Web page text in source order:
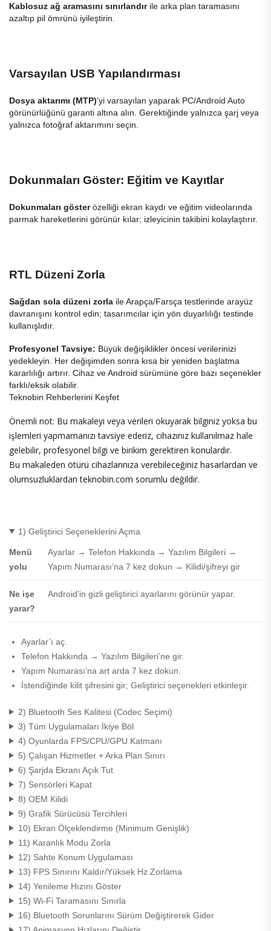
Kablosuz ağ aramasını sınırlandırile arka plan taramasını
azaltıp pil ömrünü iyileştirin.
Varsayılan USB Yapılandırması
Dosya aktarımı (MTP)’yi varsayılan yaparak PC/Android Auto
görünürlüğünü garanti altına alın. Gerektiğinde yalnızca şarj veya
yalnızca fotoğraf aktarımını seçin.
Dokunmaları Göster: Eğitim ve Kayıtlar
Dokunmaları gösterözelliği ekran kaydı ve eğitim videolarında
parmak hareketlerini görünür kılar; izleyicinin takibini kolaylaştırır.
RTL Düzeni Zorla
Sağdan sola düzeni zorla ile Arapça/Farsça testlerinde arayüz
davranışını kontrol edin; tasarımcılar için yön duyarlılığı testinde
kullanışlıdır.
Profesyonel Tavsiye: Büyük değişiklikler öncesi verilerinizi
yedekleyin. Her değişimden sonra kısa bir yeniden başlatma
kararlılığı artırır. Cihaz ve Android sürümüne göre bazı seçenekler
farklı/eksik olabilir.
Teknobin Rehberlerini Keşfet
Önemli not: Bu makaleyi veya verileri okuyarak bilginiz yoksa bu
işlemleri yapmamanızı tavsiye ederiz, cihazınız kullanılmaz hale
gelebilir, profesyonel bilgi ve birikim gerektiren konulardır.
Bu makaleden ötürü cihazlarınıza verebileceğiniz hasarlardan ve
olumsuzluklardan teknobin.com sorumlu değildir.
1) Geliştirici Seçeneklerini Açma
Menü
yolu
Ayarlar → Telefon Hakkında → Yazılım Bilgileri →
Yapım Numarası’na 7 kez dokun → Kilidi/şifreyi gir
Ne işe
yarar?
Android’in gizli geliştirici ayarlarını görünür yapar.
Ayarlar’ı aç.
Telefon Hakkında → Yazılım Bilgileri’ne gir.
Yapım Numarası’na art arda 7 kez dokun.
İstendiğinde kilit şifresini gir; Geliştirici seçenekleri etkinleşir.
2) Bluetooth Ses Kalitesi (Codec Seçimi)
3) Tüm Uygulamaları İkiye Böl
4) Oyunlarda FPS/CPU/GPU Katmanı
5) Çalışan Hizmetler + Arka Plan Sınırı
6) Şarjda Ekranı Açık Tut
7) Sensörleri Kapat
8) OEM Kilidi
9) Grafik Sürücüsü Tercihleri
10) Ekran Ölçeklendirme (Minimum Genişlik)
11) Karanlık Modu Zorla
12) Sahte Konum Uygulaması
13) FPS Sınırını Kaldır/Yüksek Hz Zorlama
14) Yenileme Hızını Göster
15) Wi-Fi Taramasını Sınırla
16) Bluetooth Sorunlarını Sürüm Değiştirerek Gider